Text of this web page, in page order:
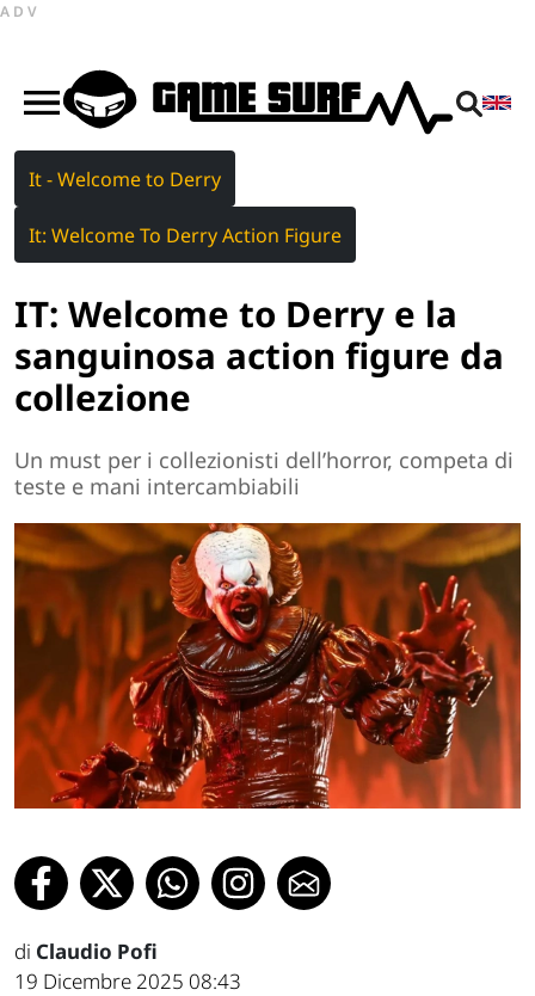
ADV
It - Welcome to Derry
It: Welcome To Derry Action Figure
IT: Welcome to Derry e la
sanguinosa action figure da
collezione
Un must per i collezionisti dell’horror, competa di
teste e mani intercambiabili
di Claudio Pofi
19 Dicembre 2025 08:43